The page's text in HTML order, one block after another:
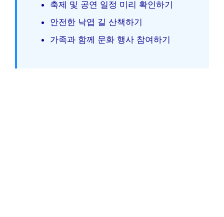
축제 및 공연 일정 미리 확인하기
안전한 낙엽 길 산책하기
가족과 함께 문화 행사 참여하기